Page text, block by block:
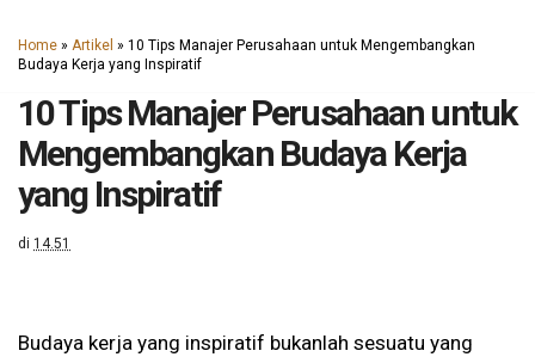
Home » Artikel » 10 Tips Manajer Perusahaan untuk Mengembangkan
Budaya Kerja yang Inspiratif
10 Tips Manajer Perusahaan untuk
Mengembangkan Budaya Kerja
yang Inspiratif
di 14.51
Budaya kerja yang inspiratif bukanlah sesuatu yang